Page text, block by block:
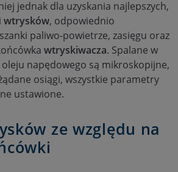
jednak dla uzyskania najlepszych,
wtrysków, odpowiednio
paliwo-powietrze, zasięgu oraz
wtryskiwacza. Spalane w
napędowego są mikroskopijne,
osiągi, wszystkie parametry
ustawione.
ze względu na